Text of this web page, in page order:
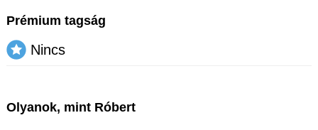
Prémium tagság
Nincs
Olyanok, mint Róbert